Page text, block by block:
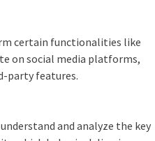
certain functionalities like
on social media platforms,
party features.
and analyze the key